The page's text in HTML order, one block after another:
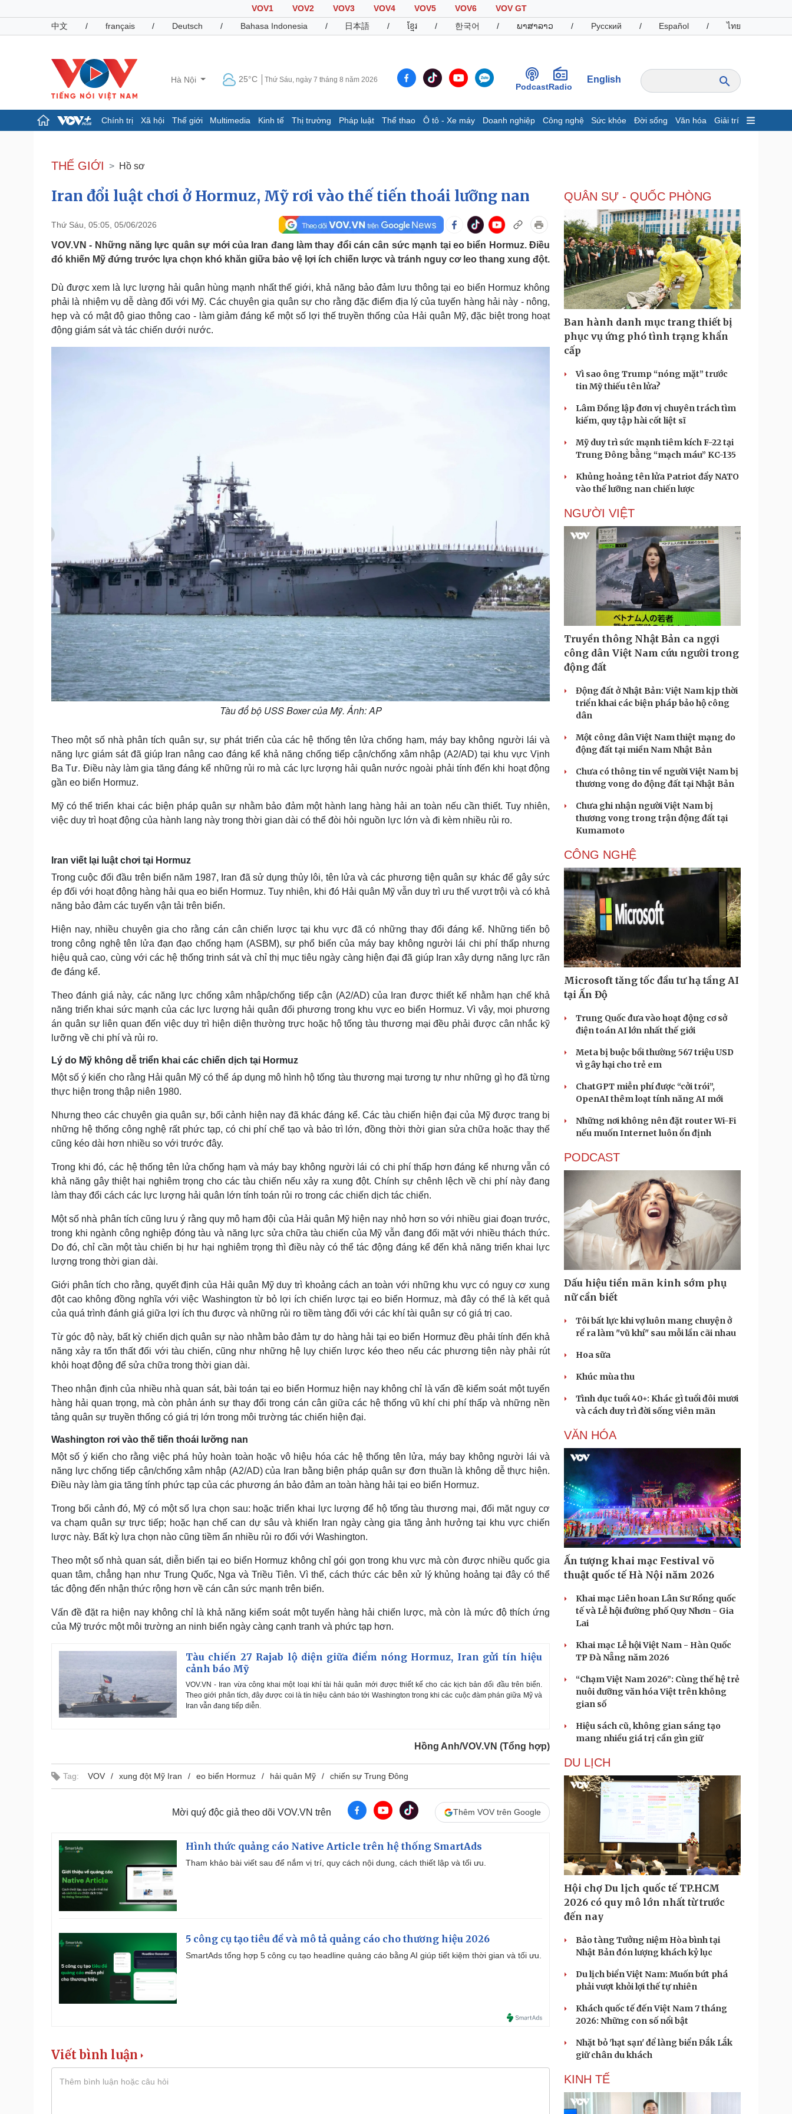
VOV1 VOV2 VOV3 VOV4 VOV5 VOV6
VOV GT
中文
/ français / Deutsch / Bahasa Indonesia / 日本語 / ខ្មែរ / 한국어 / ພາສາລາວ / Русский / Español / ไทย
Hà Nội 25°C Thứ Sáu, ngày 7 tháng 8 năm 2026
PodcastRadio
English
Chính trị Xã hội Thế giới Multimedia Kinh tế Thị trường Pháp luật Thể thao Ô tô - Xe máy Doanh nghiệp Công nghệ Sức khỏe Đời sống Văn hóa Giải trí
Đảng
Tổ chức nhân sự
Nhận diện sự thật
Dấu ấn VOV
Infographic
Chứng khoán
Giá cà phê
Pháp luật
Vụ án
Tư vấn luật
Quân sự - Quốc phòng
Vũ khí
Phân tích
Thể thao
Bóng đá
Thế giới thể thao
eSports
Hậu trường
Ô tô - Xe máy
Ô tô
Tư vấn
Doanh nghiệp
Thông tin doanh nghiệp
Doanh nghiệp 24h
Doanh nhân
Vì cộng đồng
Công nghệ
Sành điệu
Tin Công nghệ
Trải nghiệm
Chuyển đổi số
Sức khỏe
Đời sống
Podcast
Câu chuyện thời sự
Cửa sổ tình yêu
Kể chuyện cho bé
THẾ GIỚI Hồ sơ
Iran đổi luật chơi ở Hormuz, Mỹ rơi vào thế tiến thoái lưỡng nan
Thứ Sáu, 05:05, 05/06/2026
VOV.VN - Những năng lực quân sự mới của Iran đang làm thay đổi cán cân sức mạnh tại eo biển Hormuz. Điều
đó khiến Mỹ đứng trước lựa chọn khó khăn giữa bảo vệ lợi ích chiến lược và tránh nguy cơ leo thang xung đột.
Dù được xem là lực lượng hải quân hùng mạnh nhất thế giới, khả năng bảo đảm lưu thông tại eo biển Hormuz không
phải là nhiệm vụ dễ dàng đối với Mỹ. Các chuyên gia quân sự cho rằng đặc điểm địa lý của tuyến hàng hải này - nông,
hẹp và có mật độ giao thông cao - làm giảm đáng kể một số lợi thế truyền thống của Hải quân Mỹ, đặc biệt trong hoạt
động giám sát và tác chiến dưới nước.
Tàu đổ bộ USS Boxer của Mỹ. Ảnh: AP
Theo một số nhà phân tích quân sự, sự phát triển của các hệ thống tên lửa chống hạm, máy bay không người lái và
năng lực giám sát đã giúp Iran nâng cao đáng kể khả năng chống tiếp cận/chống xâm nhập (A2/AD) tại khu vực Vịnh
Ba Tư. Điều này làm gia tăng đáng kể những rủi ro mà các lực lượng hải quân nước ngoài phải tính đến khi hoạt động
gần eo biển Hormuz.
Mỹ có thể triển khai các biện pháp quân sự nhằm bảo đảm một hành lang hàng hải an toàn nếu cần thiết. Tuy nhiên,
việc duy trì hoạt động của hành lang này trong thời gian dài có thể đòi hỏi nguồn lực lớn và đi kèm nhiều rủi ro.
Iran viết lại luật chơi tại Hormuz
Trong cuộc đối đầu trên biển năm 1987, Iran đã sử dụng thủy lôi, tên lửa và các phương tiện quân sự khác để gây sức
ép đối với hoạt động hàng hải qua eo biển Hormuz. Tuy nhiên, khi đó Hải quân Mỹ vẫn duy trì ưu thế vượt trội và có khả
năng bảo đảm các tuyến vận tải trên biển.
Hiện nay, nhiều chuyên gia cho rằng cán cân chiến lược tại khu vực đã có những thay đổi đáng kể. Những tiến bộ
trong công nghệ tên lửa đạn đạo chống hạm (ASBM), sự phổ biến của máy bay không người lái chi phí thấp nhưng
hiệu quả cao, cùng với các hệ thống trinh sát và chỉ thị mục tiêu ngày càng hiện đại đã giúp Iran xây dựng năng lực răn
đe đáng kể.
Theo đánh giá này, các năng lực chống xâm nhập/chống tiếp cận (A2/AD) của Iran được thiết kế nhằm hạn chế khả
năng triển khai sức mạnh của các lực lượng hải quân đối phương trong khu vực eo biển Hormuz. Vì vậy, mọi phương
án quân sự liên quan đến việc duy trì hiện diện thường trực hoặc hộ tống tàu thương mại đều phải được cân nhắc kỹ
lưỡng về chi phí và rủi ro.
Lý do Mỹ không dễ triển khai các chiến dịch tại Hormuz
Một số ý kiến cho rằng Hải quân Mỹ có thể áp dụng mô hình hộ tống tàu thương mại tương tự như những gì họ đã từng
thực hiện trong thập niên 1980.
Nhưng theo các chuyên gia quân sự, bối cảnh hiện nay đã khác đáng kể. Các tàu chiến hiện đại của Mỹ được trang bị
những hệ thống công nghệ rất phức tạp, có chi phí chế tạo và bảo trì lớn, đồng thời thời gian sửa chữa hoặc thay thế
cũng kéo dài hơn nhiều so với trước đây.
Trong khi đó, các hệ thống tên lửa chống hạm và máy bay không người lái có chi phí thấp hơn đáng kể nhưng vẫn có
khả năng gây thiệt hại nghiêm trọng cho các tàu chiến nếu xảy ra xung đột. Chính sự chênh lệch về chi phí này đang
làm thay đổi cách các lực lượng hải quân lớn tính toán rủi ro trong các chiến dịch tác chiến.
Một số nhà phân tích cũng lưu ý rằng quy mô hạm đội của Hải quân Mỹ hiện nay nhỏ hơn so với nhiều giai đoạn trước,
trong khi ngành công nghiệp đóng tàu và năng lực sửa chữa tàu chiến của Mỹ vẫn đang đối mặt với nhiều thách thức.
Do đó, chỉ cần một tàu chiến bị hư hại nghiêm trọng thì điều này có thể tác động đáng kể đến khả năng triển khai lực
lượng trong thời gian dài.
Giới phân tích cho rằng, quyết định của Hải quân Mỹ duy trì khoảng cách an toàn với những khu vực có nguy cơ xung
đột cao không đồng nghĩa với việc Washington từ bỏ lợi ích chiến lược tại eo biển Hormuz, mà đây có thể là kết quả
của quá trình đánh giá giữa lợi ích thu được và những rủi ro tiềm tàng đối với các khí tài quân sự có giá trị cao.
Từ góc độ này, bất kỳ chiến dịch quân sự nào nhằm bảo đảm tự do hàng hải tại eo biển Hormuz đều phải tính đến khả
năng xảy ra tổn thất đối với tàu chiến, cũng như những hệ lụy chiến lược kéo theo nếu các phương tiện này phải rút
khỏi hoạt động để sửa chữa trong thời gian dài.
Theo nhận định của nhiều nhà quan sát, bài toán tại eo biển Hormuz hiện nay không chỉ là vấn đề kiểm soát một tuyến
hàng hải quan trọng, mà còn phản ánh sự thay đổi trong cán cân giữa các hệ thống vũ khí chi phí thấp và những nền
tảng quân sự truyền thống có giá trị lớn trong môi trường tác chiến hiện đại.
Washington rơi vào thế tiến thoái lưỡng nan
Một số ý kiến cho rằng việc phá hủy hoàn toàn hoặc vô hiệu hóa các hệ thống tên lửa, máy bay không người lái và
năng lực chống tiếp cận/chống xâm nhập (A2/AD) của Iran bằng biện pháp quân sự đơn thuần là không dễ thực hiện.
Điều này làm gia tăng tính phức tạp của các phương án bảo đảm an toàn hàng hải tại eo biển Hormuz.
Trong bối cảnh đó, Mỹ có một số lựa chọn sau: hoặc triển khai lực lượng để hộ tống tàu thương mại, đối mặt nguy cơ
va chạm quân sự trực tiếp; hoặc hạn chế can dự sâu và khiến Iran ngày càng gia tăng ảnh hưởng tại khu vực chiến
lược này. Bất kỳ lựa chọn nào cũng tiềm ẩn nhiều rủi ro đối với Washington.
Theo một số nhà quan sát, diễn biến tại eo biển Hormuz không chỉ gói gọn trong khu vực mà còn được nhiều quốc gia
quan tâm, chẳng hạn như Trung Quốc, Nga và Triều Tiên. Vì thế, cách thức các bên xử lý khủng hoảng tại đây có thể
tác động đến nhận thức rộng hơn về cán cân sức mạnh trên biển.
Vấn đề đặt ra hiện nay không chỉ là khả năng kiểm soát một tuyến hàng hải chiến lược, mà còn là mức độ thích ứng
của Mỹ trước một môi trường an ninh biển ngày càng cạnh tranh và phức tạp hơn.
Tàu chiến 27 Rajab lộ diện giữa điểm nóng Hormuz, Iran gửi tín hiệu
cảnh báo Mỹ
VOV.VN - Iran vừa công khai một loại khí tài hải quân mới được thiết kế cho các kịch bản đối đầu trên biển.
Theo giới phân tích, đây được coi là tín hiệu cảnh báo tới Washington trong khi các cuộc đàm phán giữa Mỹ và
Iran vẫn đang tiếp diễn.
Hồng Anh/VOV.VN (Tổng hợp)
Tag: VOV xung đột Mỹ Iran eo biển Hormuz hải quân Mỹ chiến sự Trung Đông
Mời quý độc giả theo dõi VOV.VN trên Thêm VOV trên Google
Hình thức quảng cáo Native Article trên hệ thống SmartAds
Tham khảo bài viết sau để nắm vị trí, quy cách nội dung, cách thiết lập và tối ưu.
5 công cụ tạo tiêu đề và mô tả quảng cáo cho thương hiệu 2026
SmartAds tổng hợp 5 công cụ tạo headline quảng cáo bằng AI giúp tiết kiệm thời gian và tối ưu.
Viết bình luận
QUÂN SỰ - QUỐC PHÒNG
Ban hành danh mục trang thiết bị
phục vụ ứng phó tình trạng khẩn
cấp
Vì sao ông Trump “nóng mặt” trước
tin Mỹ thiếu tên lửa?
Lâm Đồng lập đơn vị chuyên trách tìm
kiếm, quy tập hài cốt liệt sĩ
Mỹ duy trì sức mạnh tiêm kích F-22 tại
Trung Đông bằng “mạch máu” KC-135
Khủng hoảng tên lửa Patriot đẩy NATO
vào thế lưỡng nan chiến lược
NGƯỜI VIỆT
Truyền thông Nhật Bản ca ngợi
công dân Việt Nam cứu người trong
động đất
Động đất ở Nhật Bản: Việt Nam kịp thời
triển khai các biện pháp bảo hộ công
dân
Một công dân Việt Nam thiệt mạng do
động đất tại miền Nam Nhật Bản
Chưa có thông tin về người Việt Nam bị
thương vong do động đất tại Nhật Bản
Chưa ghi nhận người Việt Nam bị
thương vong trong trận động đất tại
Kumamoto
CÔNG NGHỆ
Microsoft tăng tốc đầu tư hạ tầng AI
tại Ấn Độ
Trung Quốc đưa vào hoạt động cơ sở
điện toán AI lớn nhất thế giới
Meta bị buộc bồi thường 567 triệu USD
vì gây hại cho trẻ em
ChatGPT miễn phí được “cởi trói”,
OpenAI thêm loạt tính năng AI mới
Những nơi không nên đặt router Wi-Fi
nếu muốn Internet luôn ổn định
PODCAST
Dấu hiệu tiền mãn kinh sớm phụ
nữ cần biết
Tôi bất lực khi vợ luôn mang chuyện ở
rể ra làm "vũ khí" sau mỗi lần cãi nhau
Hoa sữa
Khúc mùa thu
Tình dục tuổi 40+: Khác gì tuổi đôi mươi
và cách duy trì đời sống viên mãn
VĂN HÓA
Ấn tượng khai mạc Festival võ
thuật quốc tế Hà Nội năm 2026
Khai mạc Liên hoan Lân Sư Rồng quốc
tế và Lễ hội đường phố Quy Nhơn - Gia
Lai
Khai mạc Lễ hội Việt Nam - Hàn Quốc
TP Đà Nẵng năm 2026
“Chạm Việt Nam 2026”: Cùng thế hệ trẻ
nuôi dưỡng văn hóa Việt trên không
gian số
Hiệu sách cũ, không gian sáng tạo
mang nhiều giá trị cần gìn giữ
DU LỊCH
Hội chợ Du lịch quốc tế TP.HCM
2026 có quy mô lớn nhất từ trước
đến nay
Bảo tàng Tưởng niệm Hòa bình tại
Nhật Bản đón lượng khách kỷ lục
Du lịch biển Việt Nam: Muốn bứt phá
phải vượt khỏi lợi thế tự nhiên
Khách quốc tế đến Việt Nam 7 tháng
2026: Những con số nổi bật
Nhặt bỏ 'hạt sạn' để làng biển Đắk Lắk
giữ chân du khách
KINH TẾ